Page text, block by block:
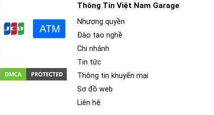
Thông Tin Việt Nam Garage
Nhượng quyền
Đào tạo nghề
Chi nhánh
Tin tức
Thông tin khuyến mại
Sơ đồ web
Liên hệ